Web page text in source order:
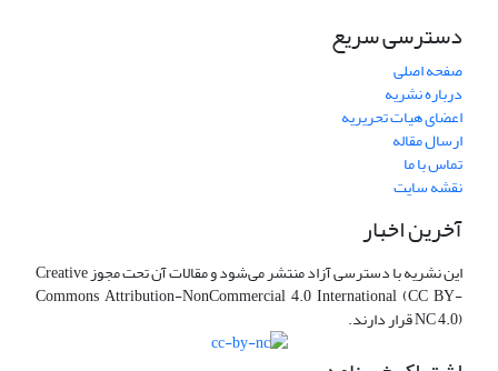
دسترسی سریع
صفحه اصلی
درباره نشریه
اعضای هیات تحریریه
ارسال مقاله
تماس با ما
نقشه سایت
آخرین اخبار
این نشریه با دسترسی آزاد منتشر می‌شود و مقالات آن تحت مجوز Creative
Commons Attribution-NonCommercial 4.0 International (CC BY-
NC 4.0) قرار دارند.